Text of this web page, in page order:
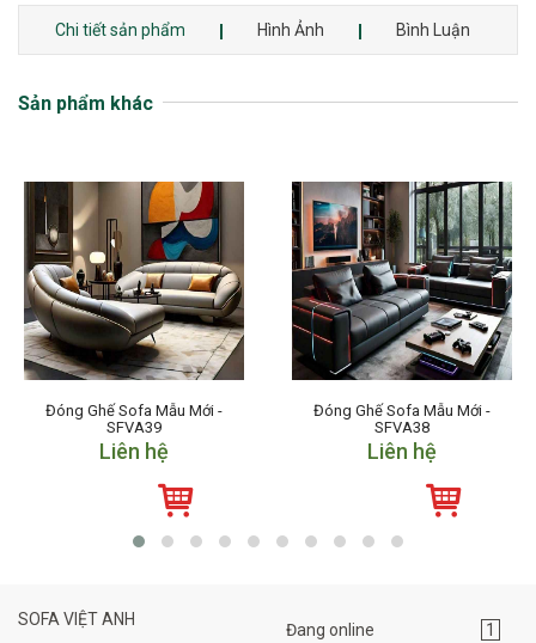
Chi tiết sản phẩm Hình Ảnh Bình Luận
Sản phẩm khác
Đóng Ghế Sofa Mẫu Mới -
SFVA39
Liên hệ
Đóng Ghế Sofa Mẫu Mới -
SFVA38
Liên hệ
SOFA VIỆT ANH
Đang online 1